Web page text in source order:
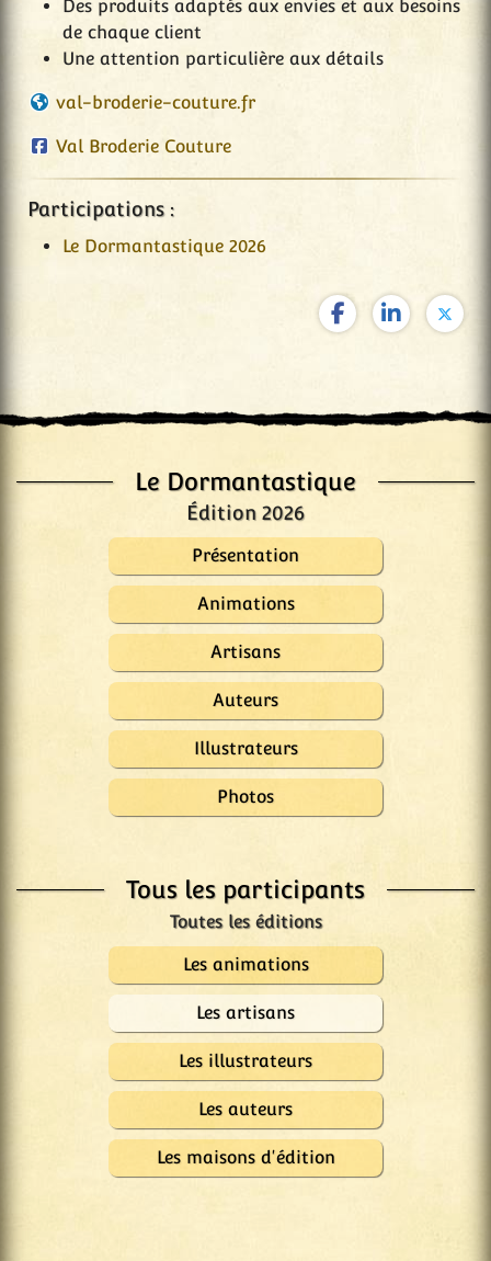
Le Dormantastique
Édition 2026
Présentation
Animations
Artisans
Auteurs
Illustrateurs
Photos
Tous les participants
Les animations
Les artisans
Les illustrateurs
Les auteurs
Les maisons d'édition
Des produits adaptés aux envies et aux besoins
de chaque client
Une attention particulière aux détails
val-broderie-couture.fr
Val Broderie Couture
Participations :
Le Dormantastique 2026